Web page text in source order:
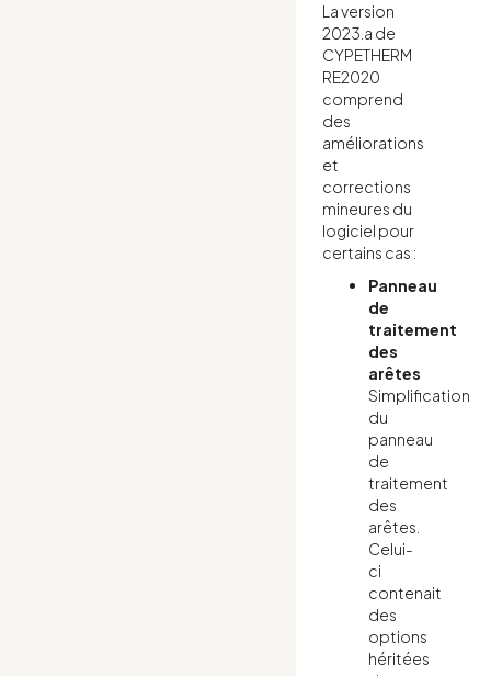
La version
2023.a de
CYPETHERM
RE2020
comprend
des
améliorations
et
corrections
mineures du
logiciel pour
certains cas :
Panneau
de
traitement
des
arêtes
Simplification
du
panneau
de
traitement
des
arêtes.
Celui-
ci
contenait
des
options
héritées